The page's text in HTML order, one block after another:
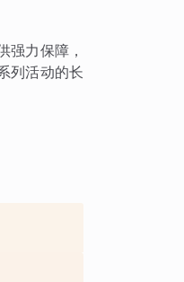
强力保障，
列活动的长